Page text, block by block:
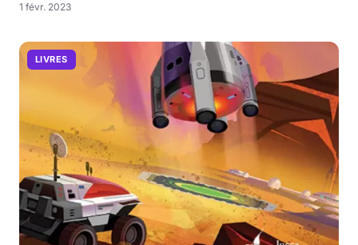
1 févr. 2023
LIVRES